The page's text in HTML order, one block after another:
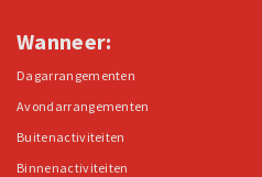
Wanneer:
Dagarrangementen
Avondarrangementen
Buitenactiviteiten
Binnenactiviteiten